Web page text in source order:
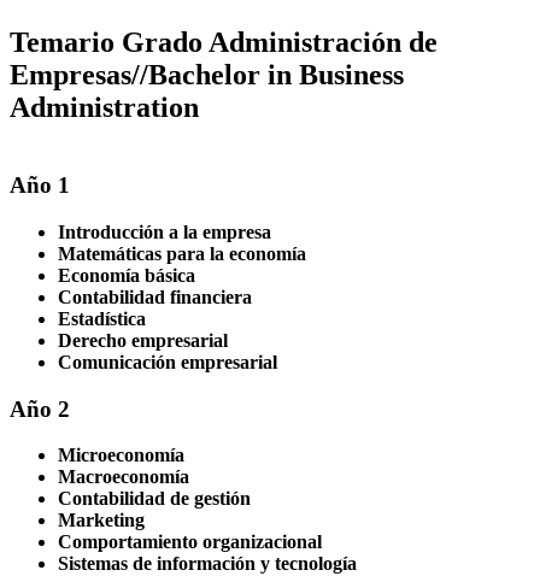
Temario Grado Administración de
Empresas//Bachelor in Business
Administration
Año 1
Introducción a la empresa
Matemáticas para la economía
Economía básica
Contabilidad financiera
Estadística
Derecho empresarial
Comunicación empresarial
Año 2
Microeconomía
Macroeconomía
Contabilidad de gestión
Marketing
Comportamiento organizacional
Sistemas de información y tecnología